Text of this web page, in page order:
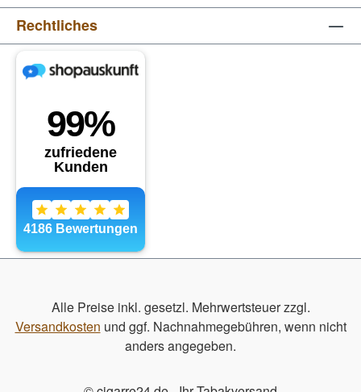
Rechtliches
Alle Preise inkl. gesetzl. Mehrwertsteuer zzgl.
Versandkosten und ggf. Nachnahmegebühren, wenn nicht
anders angegeben.